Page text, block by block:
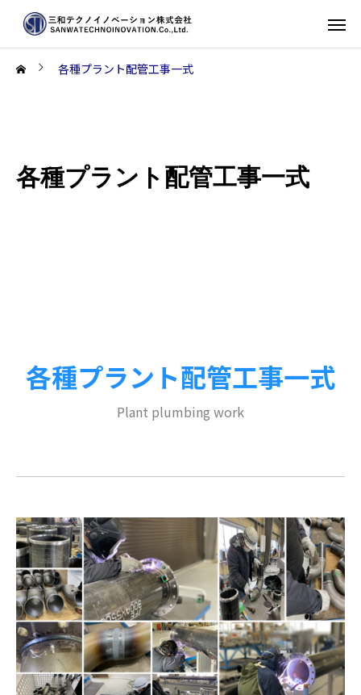
各種プラント配管工事一式
各種プラント配管工事一式
各種プラント配管工事一式
Plant plumbing work